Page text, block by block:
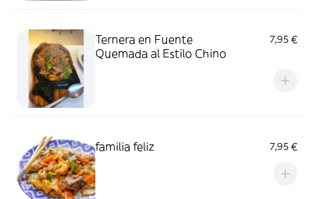
Ternera en Fuente
Quemada al Estilo Chino
7,95 €
familia feliz 7,95 €